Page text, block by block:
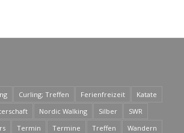
Curling; Treffen Ferienfreizeit
Katate
Nordic Walking Silber
SWR
Termin Termine Treffen
Wandern